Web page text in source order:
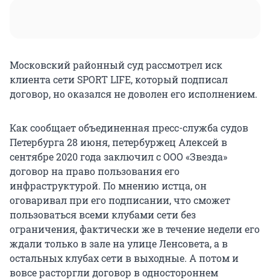
Московский районный суд рассмотрел иск
клиента сети SPORT LIFE, который подписал
договор, но оказался не доволен его исполнением.
Как сообщает объединенная пресс-служба судов
Петербурга 28 июня, петербуржец Алексей в
сентябре 2020 года заключил с ООО «Звезда»
договор на право пользования его
инфраструктурой. По мнению истца, он
оговаривал при его подписании, что сможет
пользоваться всеми клубами сети без
ограничения, фактически же в течение недели его
ждали только в зале на улице Ленсовета, а в
остальных клубах сети в выходные. А потом и
вовсе расторгли договор в одностороннем